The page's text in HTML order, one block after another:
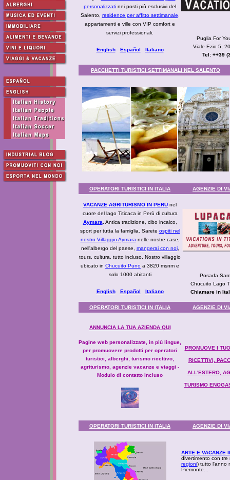
personalizzati nei posti più esclusivi del
Salento, residence per affitto settimanale
appartamenti e ville con VIP comfort e
servizi professionali.
English Español Italiano
Puglia For
Viale Ezio 5,
Tel: ++39
PACCHETTI TURISTICI SETTIMANALI NEL SALENTO
OPERATORI TURISTICI IN ITALIA AGENZIE DI
VACANZE AGRITURISMO IN PERU nel
cuore del lago Titicaca in Perù di cultura
Aymara . Antica tradizione, cibo incaico,
sport per tutta la famiglia. Sarete ospiti nel
nostro Villaggio Aymara nelle nostre case,
nell'albergo del paese, mangerai con noi,
tours, cultura, tutto incluso. Nostro villaggio
ubicato in Chucuito Puno a 3820 msnm e
solo 1000 abitanti
English Español Italiano
Posada
Chucuito Lago
Chiamare in
OPERATORI TURISTICI IN ITALIA AGENZIE DI
ANNUNCIA LA TUA AZIENDA QUI
Pagine web personalizzate, in più lingue,
per promuovere prodotti per operatori
turistici, alberghi, turismo ricettivo,
agriturismo, agenzie vacanze e viaggi -
Modulo di contatto incluso
PROMUOVE I
RICETTIVI,
ALL'ESTERO,
TURISMO
OPERATORI TURISTICI IN ITALIA AGENZIE DI
ARTE E VACANZE
divertimento con tre
regioni) tutto l'anno
Piemonte...